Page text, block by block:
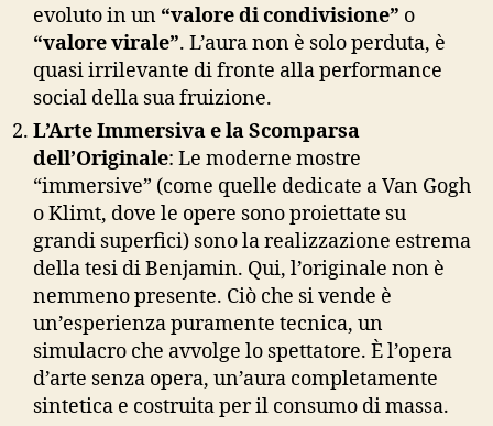
evoluto in un “valore di condivisione” o
“valore virale”. L’aura non è solo perduta, è
quasi irrilevante di fronte alla performance
social della sua fruizione.
L’Arte Immersiva e la Scomparsa
dell’Originale: Le moderne mostre
“immersive” (come quelle dedicate a Van Gogh
o Klimt, dove le opere sono proiettate su
grandi superfici) sono la realizzazione estrema
della tesi di Benjamin. Qui, l’originale non è
nemmeno presente. Ciò che si vende è
un’esperienza puramente tecnica, un
simulacro che avvolge lo spettatore. È l’opera
d’arte senza opera, un’aura completamente
sintetica e costruita per il consumo di massa.